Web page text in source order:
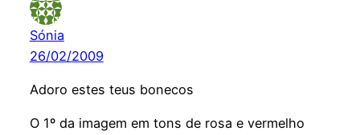
Sónia
26/02/2009
Adoro estes teus bonecos
O 1º da imagem em tons de rosa e vermelho